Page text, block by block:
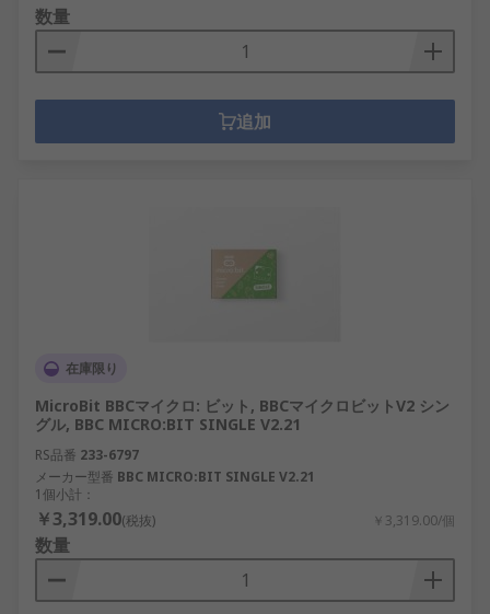
数量
追加
在庫限り
MicroBit BBCマイクロ: ビット, BBCマイクロビットV2 シン
グル, BBC MICRO:BIT SINGLE V2.21
RS品番 233-6797
メーカー型番 BBC MICRO:BIT SINGLE V2.21
1個小計：
￥3,319.00(税抜) ￥3,319.00/個
数量